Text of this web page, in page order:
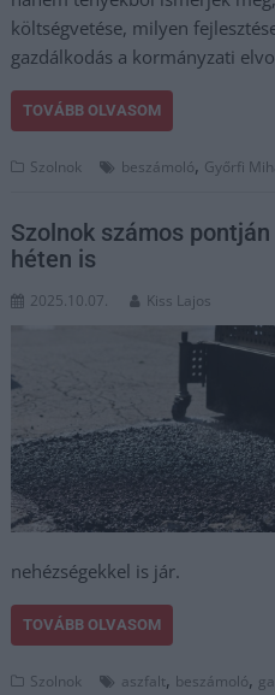
költségvetése, milyen
gazdálkodás a kormányzati
TOVÁBB OLVASOM
Szolnok beszámoló, Győrfi
Szolnok számos
héten is
2025.10.07. Kiss Lajos
nehézségekkel is jár.
TOVÁBB OLVASOM
Szolnok aszfalt, beszámoló,